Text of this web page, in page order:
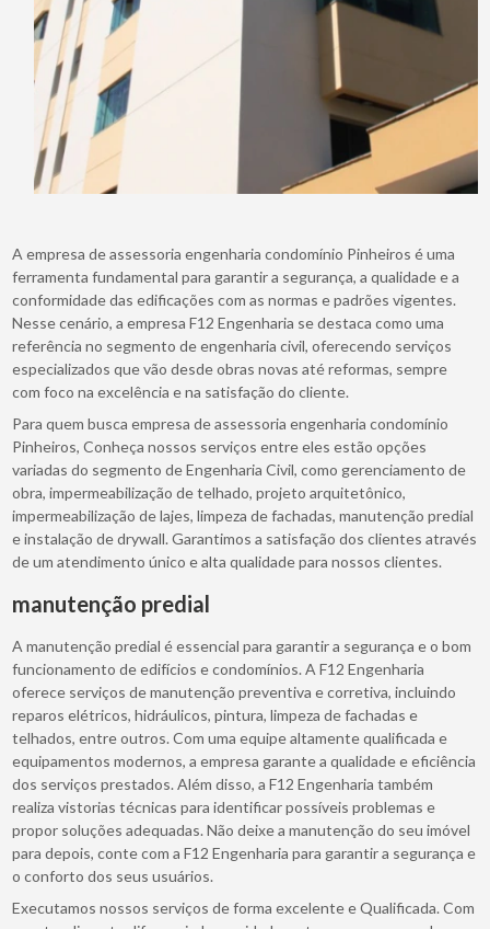
A empresa de assessoria engenharia condomínio Pinheiros é uma
ferramenta fundamental para garantir a segurança, a qualidade e a
conformidade das edificações com as normas e padrões vigentes.
Nesse cenário, a empresa F12 Engenharia se destaca como uma
referência no segmento de engenharia civil, oferecendo serviços
especializados que vão desde obras novas até reformas, sempre
com foco na excelência e na satisfação do cliente.
Para quem busca empresa de assessoria engenharia condomínio
Pinheiros, Conheça nossos serviços entre eles estão opções
variadas do segmento de Engenharia Civil, como gerenciamento de
obra, impermeabilização de telhado, projeto arquitetônico,
impermeabilização de lajes, limpeza de fachadas, manutenção predial
e instalação de drywall. Garantimos a satisfação dos clientes através
de um atendimento único e alta qualidade para nossos clientes.
manutenção predial
A manutenção predial é essencial para garantir a segurança e o bom
funcionamento de edifícios e condomínios. A F12 Engenharia
oferece serviços de manutenção preventiva e corretiva, incluindo
reparos elétricos, hidráulicos, pintura, limpeza de fachadas e
telhados, entre outros. Com uma equipe altamente qualificada e
equipamentos modernos, a empresa garante a qualidade e eficiência
dos serviços prestados. Além disso, a F12 Engenharia também
realiza vistorias técnicas para identificar possíveis problemas e
propor soluções adequadas. Não deixe a manutenção do seu imóvel
para depois, conte com a F12 Engenharia para garantir a segurança e
o conforto dos seus usuários.
Executamos nossos serviços de forma excelente e Qualificada. Com